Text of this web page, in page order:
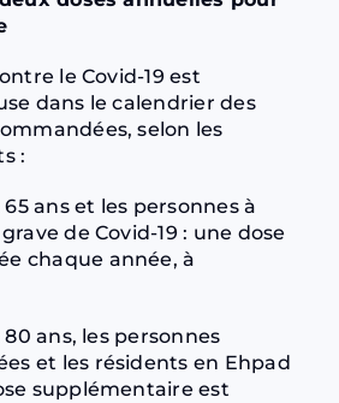
le Covid-19 est
dans le calendrier des
selon les
:
ans et les personnes à
de Covid-19 : une dose
chaque année, à
80 ans, les personnes
et les résidents en Ehpad
supplémentaire est